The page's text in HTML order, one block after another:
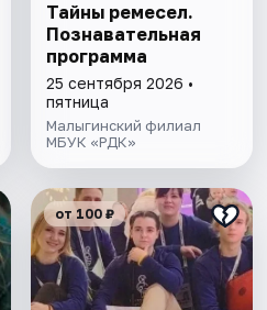
Тайны ремесел.
Познавательная
программа
25 сентября 2026 •
пятница
Малыгинский филиал
МБУК «РДК»
от 100 ₽